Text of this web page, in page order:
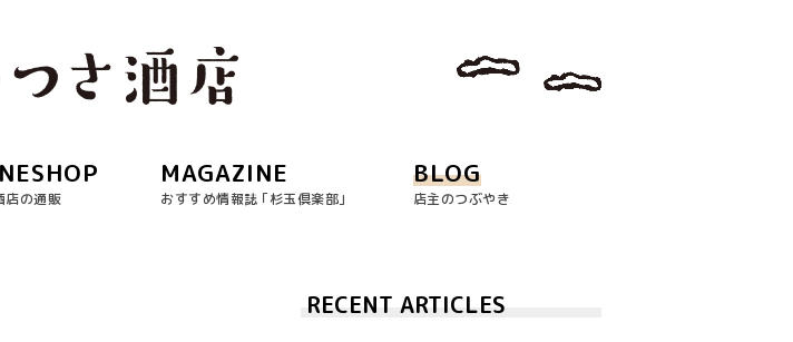
店の通販
MAGAZINE
おすすめ情報誌 ｢杉玉倶楽部｣
BLOG
店主のつぶやき
RECENT ARTICLES